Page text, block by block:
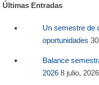
Últimas Entradas
Un semestre de
oportunidades
Balance
2026 8 julio, 2026